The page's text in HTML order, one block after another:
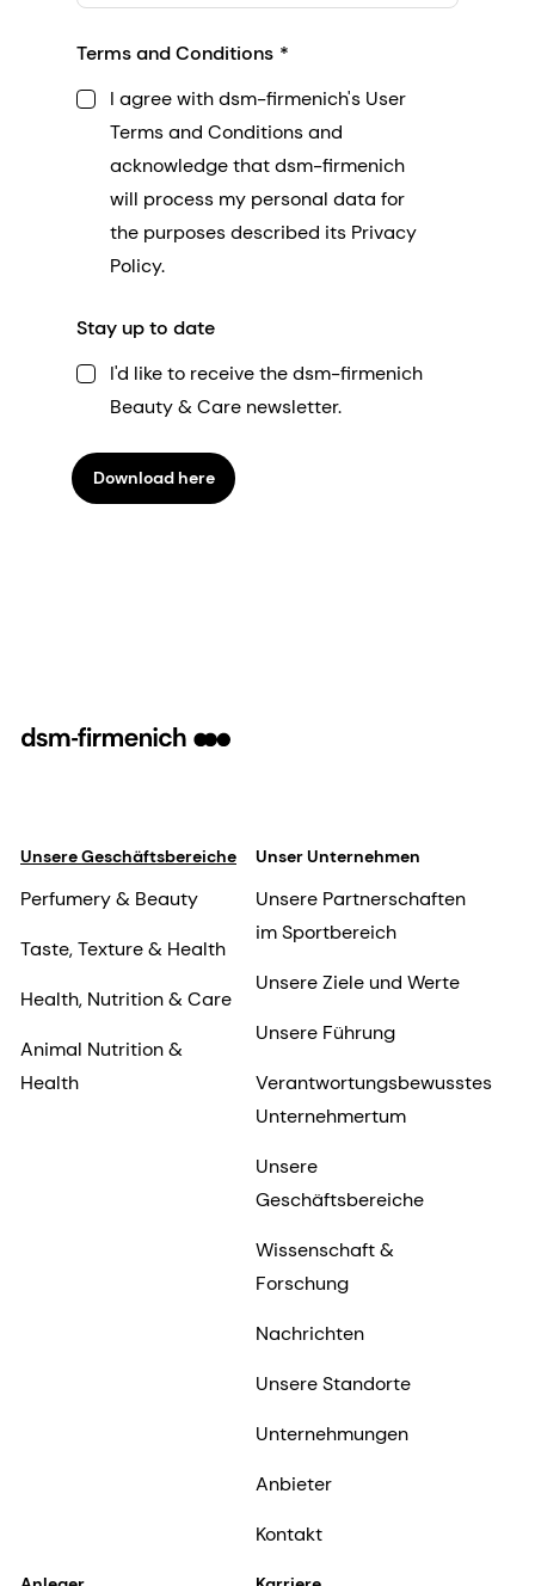
Terms and Conditions
I agree with dsm-firmenich's User
Terms and Conditions and
acknowledge that dsm-firmenich
will process my personal data for
the purposes described its Privacy
Policy.
Stay up to date
I'd like to receive the dsm-firmenich
Beauty & Care newsletter.
Download here
Unsere Geschäftsbereiche
Perfumery & Beauty
Taste, Texture & Health
Health, Nutrition & Care
Animal Nutrition &
Health
Unser Unternehmen
Unsere Partnerschaften
im Sportbereich
Unsere Ziele und Werte
Unsere Führung
Verantwortungsbewusstes
Unternehmertum
Unsere
Geschäftsbereiche
Wissenschaft &
Forschung
Nachrichten
Unsere Standorte
Unternehmungen
Anbieter
Kontakt